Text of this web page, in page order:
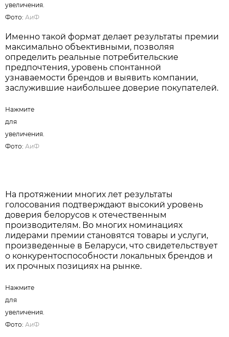
увеличения.
Фото: АиФ
Именно такой формат делает результаты премии
максимально объективными, позволяя
определить реальные потребительские
предпочтения, уровень спонтанной
узнаваемости брендов и выявить компании,
заслужившие наибольшее доверие покупателей.
Нажмите
для
увеличения.
Фото: АиФ
На протяжении многих лет результаты
голосования подтверждают высокий уровень
доверия белорусов к отечественным
производителям. Во многих номинациях
лидерами премии становятся товары и услуги,
произведенные в Беларуси, что свидетельствует
о конкурентоспособности локальных брендов и
их прочных позициях на рынке.
Нажмите
для
увеличения.
Фото: АиФ